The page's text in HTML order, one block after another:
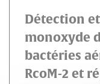
Détection
monoxyde
bactéries
RcoM-2 et